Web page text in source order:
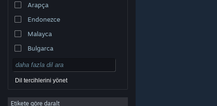
Arapça
Endonezce
Malayca
Bulgarca
Çekçe
Danca
Almanca
Dil tercihlerini yönet
Etikete göre daralt